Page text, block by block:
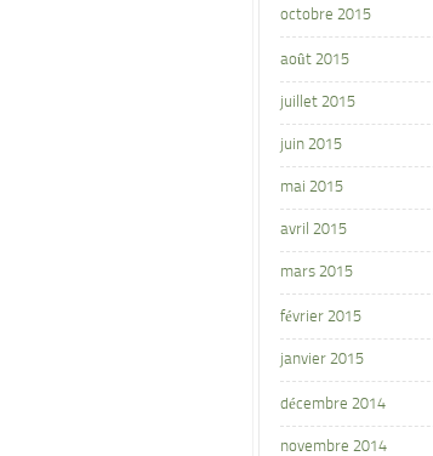
octobre 2015
août 2015
juillet 2015
juin 2015
mai 2015
avril 2015
mars 2015
février 2015
janvier 2015
décembre 2014
novembre 2014